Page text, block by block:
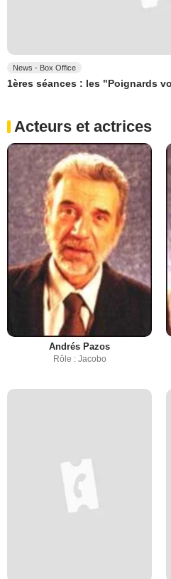
News - Box Office
1ères séances : les "Poignards
Acteurs et actrices
Andrés Pazos
Rôle : Jacobo